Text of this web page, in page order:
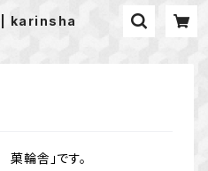
| karinsha
輪舎」です。